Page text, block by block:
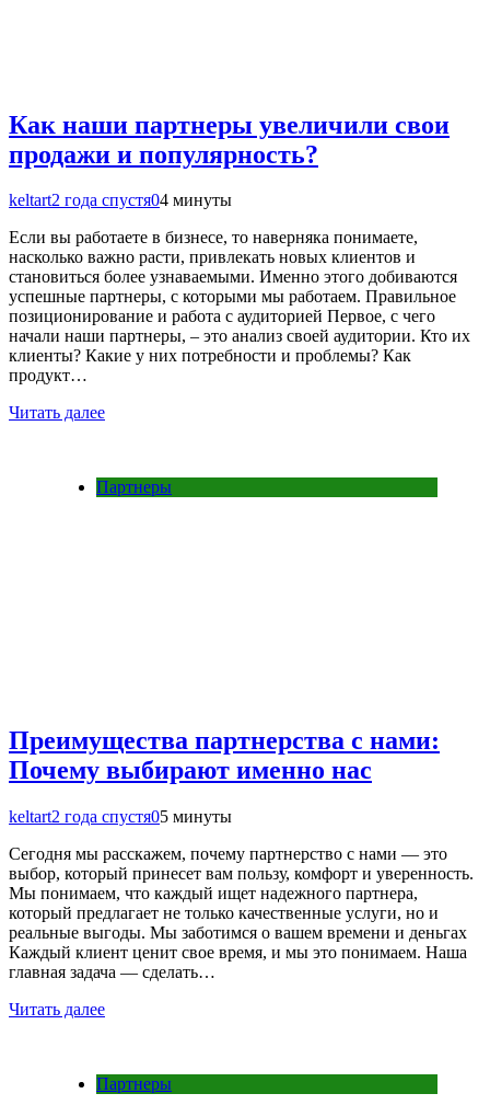
Как наши партнеры увеличили свои
продажи и популярность?
keltart2 года спустя04 минуты
Если вы работаете в бизнесе, то наверняка понимаете,
насколько важно расти, привлекать новых клиентов и
становиться более узнаваемыми. Именно этого добиваются
успешные партнеры, с которыми мы работаем. Правильное
позиционирование и работа с аудиторией Первое, с чего
начали наши партнеры, – это анализ своей аудитории. Кто их
клиенты? Какие у них потребности и проблемы? Как
продукт…
Читать далее
Партнеры
Преимущества партнерства с нами:
Почему выбирают именно нас
keltart2 года спустя05 минуты
Сегодня мы расскажем, почему партнерство с нами — это
выбор, который принесет вам пользу, комфорт и уверенность.
Мы понимаем, что каждый ищет надежного партнера,
который предлагает не только качественные услуги, но и
реальные выгоды. Мы заботимся о вашем времени и деньгах
Каждый клиент ценит свое время, и мы это понимаем. Наша
главная задача — сделать…
Читать далее
Партнеры